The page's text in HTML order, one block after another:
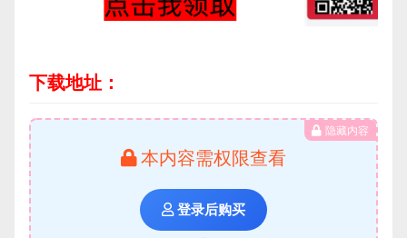
下载地址：
隐藏内容
本内容需权限查看
登录后购买